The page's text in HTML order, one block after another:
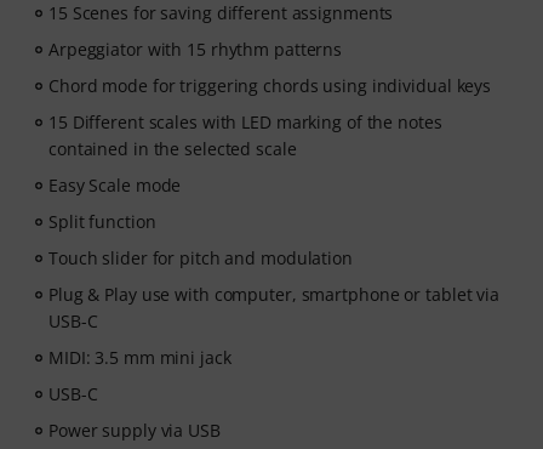
15 Scenes for saving different assignments
Arpeggiator with 15 rhythm patterns
Chord mode for triggering chords using individual keys
15 Different scales with LED marking of the notes
contained in the selected scale
Easy Scale mode
Split function
Touch slider for pitch and modulation
Plug & Play use with computer, smartphone or tablet via
USB-C
MIDI: 3.5 mm mini jack
USB-C
Power supply via USB